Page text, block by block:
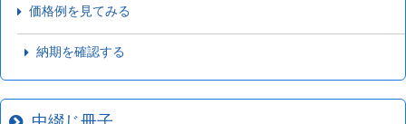
価格例を見てみる
納期を確認する